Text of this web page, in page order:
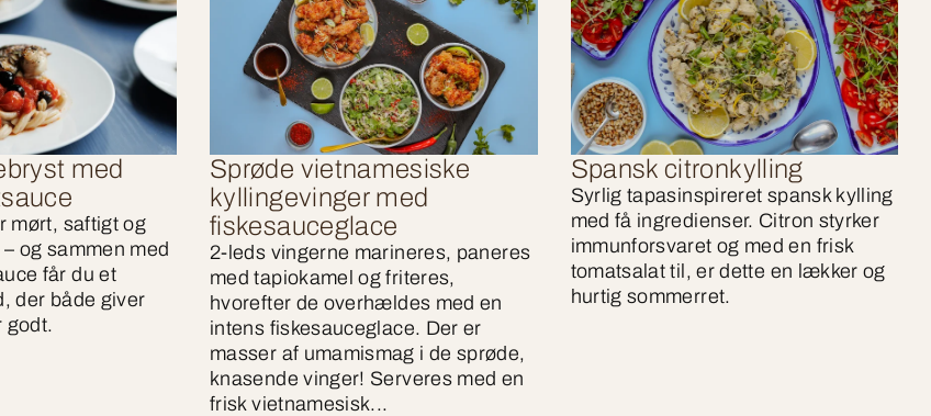
med
mørt, saftigt og
og sammen med
får du et
der både giver
godt.
Sprøde vietnamesiske
kyllingevinger med
fiskesauceglace
2-leds vingerne marineres, paneres
med tapiokamel og friteres,
hvorefter de overhældes med en
intens fiskesauceglace. Der er
masser af umamismag i de sprøde,
knasende vinger! Serveres med en
frisk vietnamesisk...
Spansk citronkylling
Syrlig tapasinspireret spansk kylling
med få ingredienser. Citron styrker
immunforsvaret og med en frisk
tomatsalat til, er dette en lækker og
hurtig sommerret.